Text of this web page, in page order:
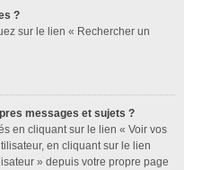
?
sur le lien « Rechercher un
messages et sujets ?
en cliquant sur le lien « Voir vos
en cliquant sur le lien
» depuis votre propre page